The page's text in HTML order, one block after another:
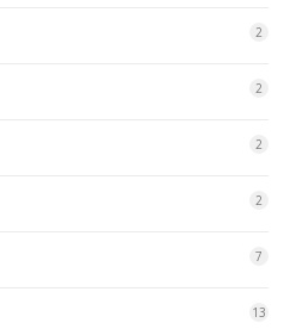
2
2
2
2
7
13